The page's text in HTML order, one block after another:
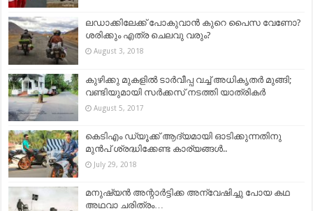
ലഡാക്കിലേക്ക് പോകുവാൻ കുറെ പൈസ വേണോ?
ശരിക്കും എത്ര ചെലവു വരും?
August 3, 2018
കുഴിക്കു മുകളിൽ ടാർവീപ്പ വച്ച് അധികൃതർ മുങ്ങി;
വണ്ടിയുമായി സർക്കസ് നടത്തി യാത്രികർ
August 5, 2017
കെടിഎം ഡ്യൂക്ക് ആദ്യമായി ഓടിക്കുന്നതിനു
മുൻപ് ശ്രദ്ധിക്കേണ്ട കാര്യങ്ങൾ..
July 29, 2018
മനുഷ്യൻ അന്റാർട്ടിക്ക അന്വേഷിച്ചു പോയ കഥ
അഥവാ ചരിത്രം…